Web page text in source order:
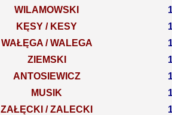
WILAMOWSKI
KĘSY / KESY
WAŁĘGA / WALEGA
ZIEMSKI
ANTOSIEWICZ
MUSIK
ZAŁĘCKI / ZALECKI